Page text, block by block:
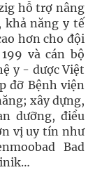
hỗ trợ nâng
khả năng y tế
hơn cho đội
và cán bộ
y - dược Việt
đỡ Bệnh viện
xây dựng,
dưỡng, điều
vị uy tín như
Bad